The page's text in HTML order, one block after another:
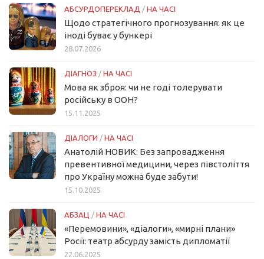
АБСУРДОПЕРЕКЛАД / НА ЧАСІ
Щодо стратегічного прогнозування: як це
іноді буває у бункері
28.07.2026
ДІАГНОЗ / НА ЧАСІ
Мова як зброя: чи не годі толерувати
російську в ООН?
15.11.2025
ДІАЛОГИ / НА ЧАСІ
Анатолій НОВИК: Без запровадження
превентивної медицини, через півстоліття
про Україну можна буде забути!
15.10.2025
АБЗАЦ / НА ЧАСІ
«Перемовини», «діалоги», «мирні плани»
Росії: театр абсурду замість дипломатії
22.06.2025